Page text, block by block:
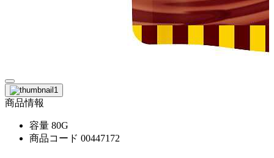
商品情報
容量 80G
商品コード 00447172